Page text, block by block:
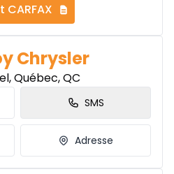
Chrysler
Québec, QC
SMS
Adresse